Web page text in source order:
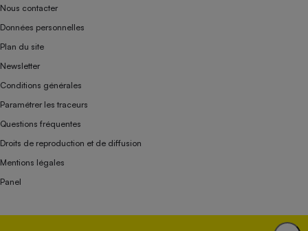
Nous contacter
Données personnelles
Plan du site
Newsletter
Conditions générales
Paramétrer les traceurs
Questions fréquentes
Droits de reproduction et de diffusion
Mentions légales
Panel
Association indépendante de l’État, des syndicats, des producteurs et des